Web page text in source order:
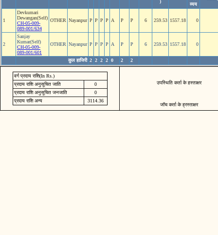
)
व्यय
1
Devkumari
Dewangan(Self)
CH-05-009-
089-001/634
OTHER Nayanpur P P P P A P P 6 259.53 1557.18 0
2
Sanjay
Kumar(Self)
CH-05-009-
089-001/601
OTHER Nayanpur P P P P A P P 6 259.53 1557.18 0
कुल हाजिरी 2 2 2 2 0 2 2
वर्ग प्रदाय राशि(In Rs.)
प्रदाय राशि अनुसूचित जाति
0
प्रदाय राशि अनुसूचित जनजाति
0
प्रदाय राशि अन्य
3114.36
उपस्थिति कर्ता के हस्ताक्षर
जॉच कर्ता के ह्रस्ताक्षर